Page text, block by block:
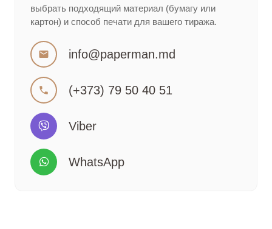
выбрать подходящий материал (бумагу или
картон) и способ печати для вашего тиража.
mail info@paperman.md
phone (+373) 79 50 40 51
Viber
WhatsApp